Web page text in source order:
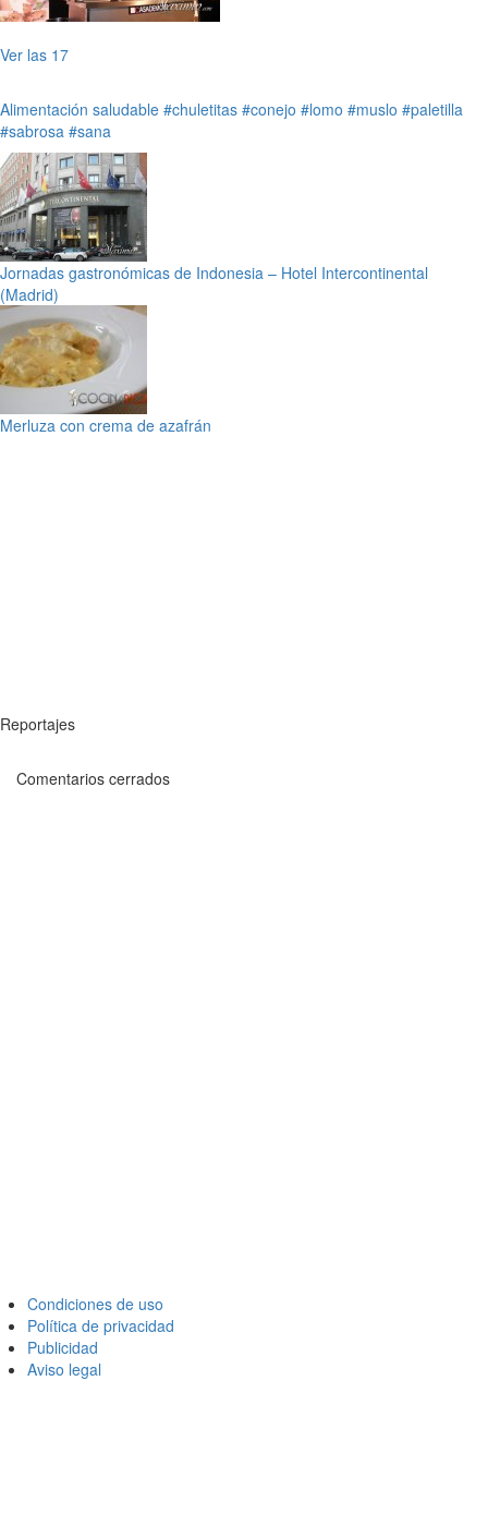
Ver las 17
Alimentación saludable #chuletitas #conejo #lomo #muslo #paletilla
#sabrosa #sana
Jornadas gastronómicas de Indonesia – Hotel Intercontinental
(Madrid)
Merluza con crema de azafrán
Reportajes
Comentarios cerrados
Condiciones de uso
Política de privacidad
Publicidad
Aviso legal